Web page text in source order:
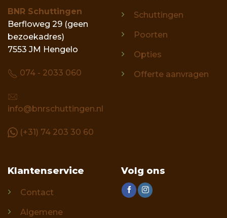
BNR Schuttingen
Berfloweg 29 (geen
bezoekadres)
7553 JM Hengelo
074 - 2033 060
info@bnrschuttingen.nl
(+31) 74 203 30 60
Schuttingen
Poorten
Opties
Offerte aanvragen
Klantenservice
Contact
Algemene
Volg ons